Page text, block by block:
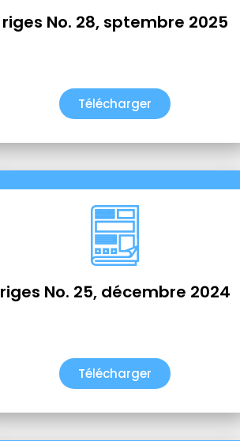
riges No. 28, sptembre 2025
Télécharger
riges No. 25, décembre 2024
Télécharger